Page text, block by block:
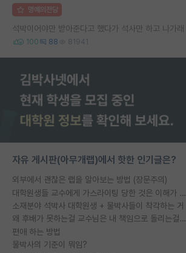
명예의전당
석박이어야만 받아준다고 했다가 석사만 하고 나가래
100 88 81941
자유 게시판(아무개랩)에서 핫한 인기글은?
외부에서 괜찮은 랩을 알아보는 방법 (장문주의)
대학원생들 교수에게 가스라이팅 당한 것은 이해가 갑니다. 안타깝네요.
소재분야 석박사 대학원생 + 물박사들이 착각하는 거
왜 후배가 못하는걸 교수님은 내 책임으로 돌리는걸까요?
편애 하는 방법
물박사의 기준이 뭐임?